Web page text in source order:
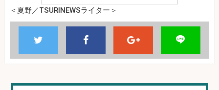
＜夏野／TSURINEWSライター＞